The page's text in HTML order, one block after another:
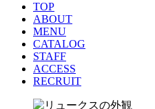
TOP
ABOUT
MENU
CATALOG
STAFF
ACCESS
RECRUIT